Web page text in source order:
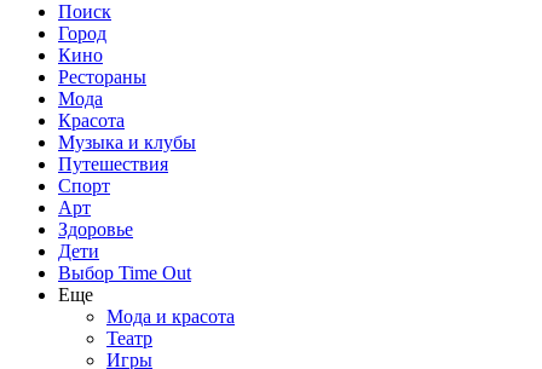
Поиск
Город
Кино
Рестораны
Мода
Красота
Музыка и клубы
Путешествия
Спорт
Арт
Здоровье
Дети
Выбор Time Out
Еще
Мода и красота
Театр
Игры